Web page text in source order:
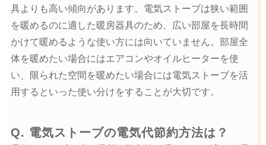
具よりも高い傾向があります。電気ストーブは狭い範囲
を暖めるのに適した暖房器具のため、広い部屋を長時間
かけて暖めるような使い方には向いていません。部屋全
体を暖めたい場合にはエアコンやオイルヒーターを使
い、限られた空間を暖めたい場合には電気ストーブを活
用するといった使い分けをすることが大切です。
Q. 電気ストーブの電気代節約方法は？